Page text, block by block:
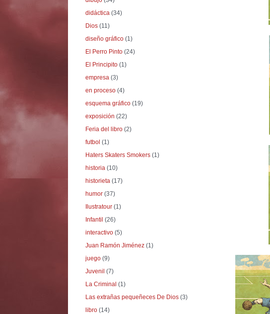
didáctica (34)
Dios (11)
diseño gráfico (1)
El Perro Pinto (24)
El Principito (1)
empresa (3)
en proceso (4)
esquema gráfico (19)
exposición (22)
Feria del libro (2)
futbol (1)
Haters Skaters Smokers (1)
historia (10)
historieta (17)
humor (37)
Ilustratour (1)
Infantil (26)
interactivo (5)
Juan Ramón Jiménez (1)
juego (9)
Juvenil (7)
La Criminal (1)
Las extrañas pequeñeces De Dios (3)
libro (14)